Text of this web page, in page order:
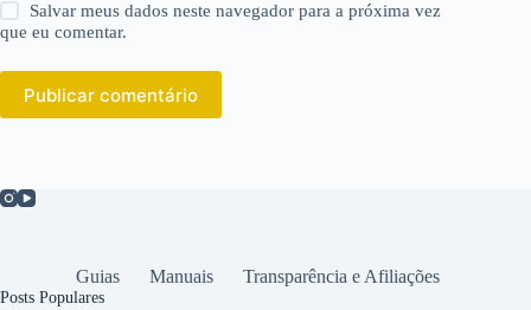
Salvar meus dados neste navegador para a próxima vez
que eu comentar.
Publicar comentário
Guias Manuais Transparência e Afiliações
Posts Populares